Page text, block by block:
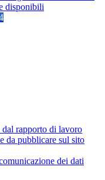
disponibili
rapporto di lavoro
da pubblicare sul sito
dei dati